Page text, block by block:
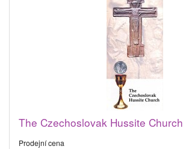
The Czechoslovak Hussite Church
Prodejní cena